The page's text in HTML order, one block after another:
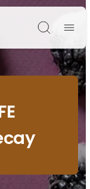
Søg